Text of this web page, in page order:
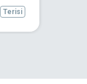
Terisi